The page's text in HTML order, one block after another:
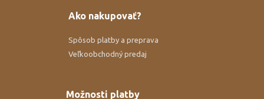
Ako nakupovať?
Spôsob platby a preprava
Veľkoobchodný predaj
Možnosti platby